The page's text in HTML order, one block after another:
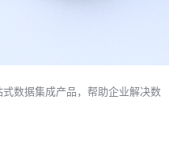
数据集成产品，帮助企业解决数